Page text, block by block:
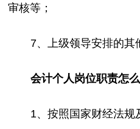
审核等；
7、上级领导安排的其
会计个人岗位职责怎
1、按照国家财经法规